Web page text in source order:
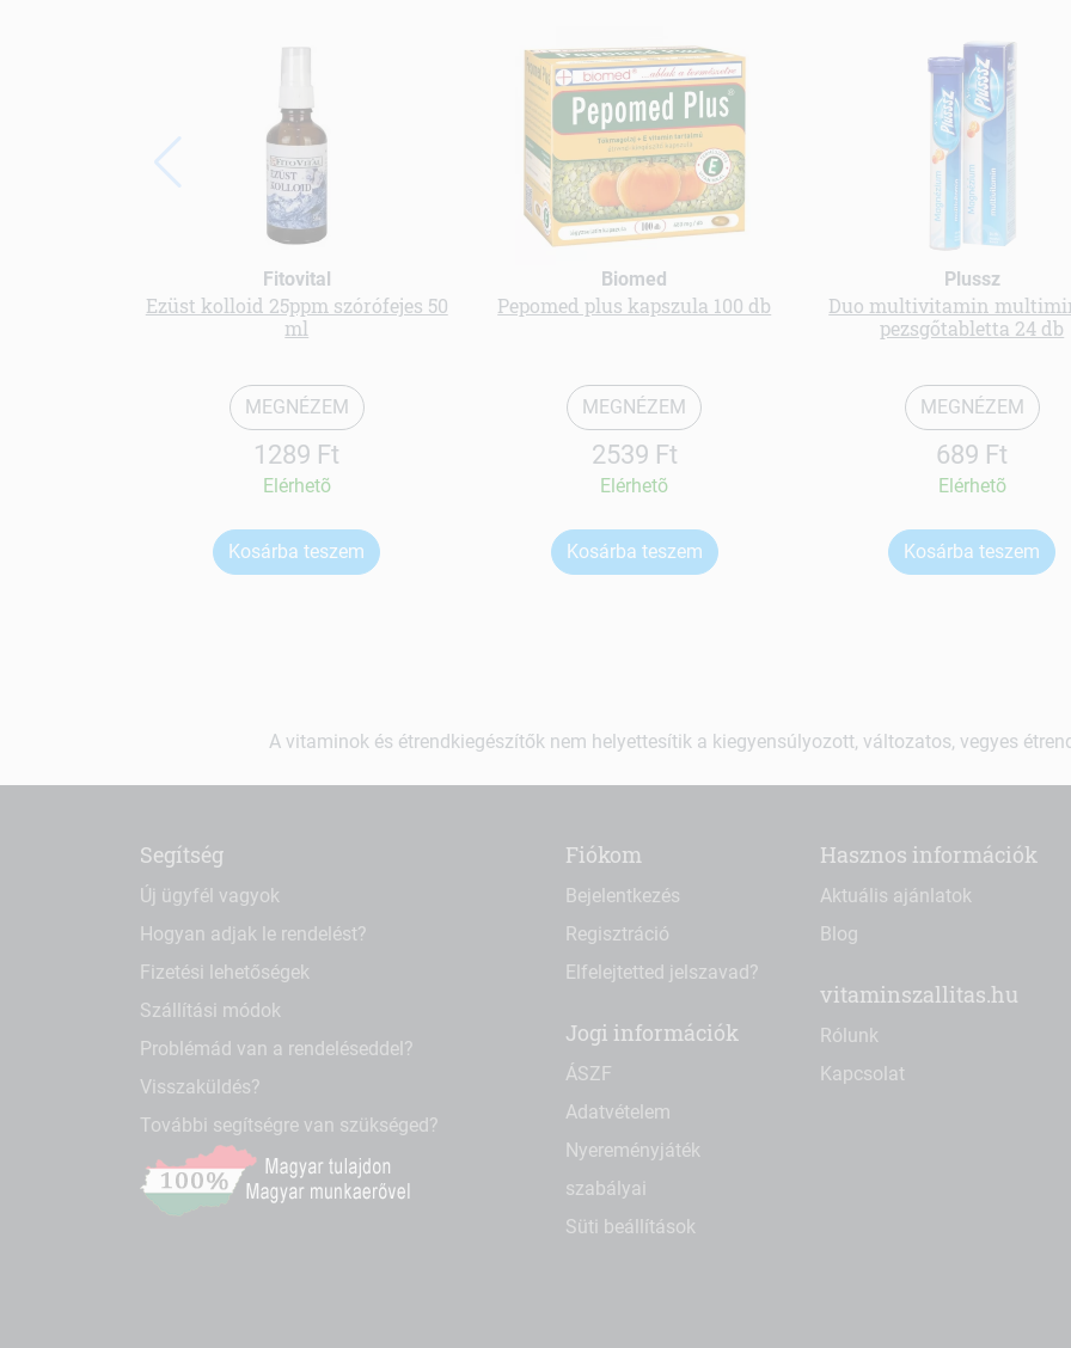
Fitovital
Ezüst kolloid 25ppm szórófejes 50
ml
MEGNÉZEM
1289 Ft
Elérhetõ
Kosárba teszem
Biomed
Pepomed plus kapszula 100 db
MEGNÉZEM
2539 Ft
Elérhetõ
Kosárba teszem
Plussz
Duo multivitamin
pezsgőtabletta 24 db
MEGNÉZEM
689 Ft
Elérhetõ
Kosárba teszem
A vitaminok és étrendkiegészítők nem helyettesítik a kiegyensúlyozott, változatos, vegyes
Segítség
Új ügyfél vagyok
Hogyan adjak le rendelést?
Fizetési lehetőségek
Szállítási módok
Problémád van a rendeléseddel?
Visszaküldés?
További segítségre van szükséged?
Fiókom
Bejelentkezés
Regisztráció
Elfelejtetted jelszavad?
Jogi információk
ÁSZF
Adatvételem
Nyereményjáték
szabályai
Süti beállítások
Hasznos információk
Aktuális ajánlatok
Blog
vitaminszallitas.hu
Rólunk
Kapcsolat